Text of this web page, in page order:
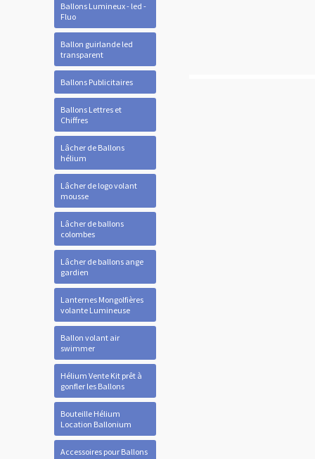
Ballons Lumineux - led -
Fluo
Ballon guirlande led
transparent
Ballons Publicitaires
Ballons Lettres et
Chiffres
Lâcher de Ballons
hélium
Lâcher de logo volant
mousse
Lâcher de ballons
colombes
Lâcher de ballons ange
gardien
Lanternes Mongolfières
volante Lumineuse
Ballon volant air
swimmer
Hélium Vente Kit prêt à
gonfler les Ballons
Bouteille Hélium
Location Ballonium
Accessoires pour Ballons